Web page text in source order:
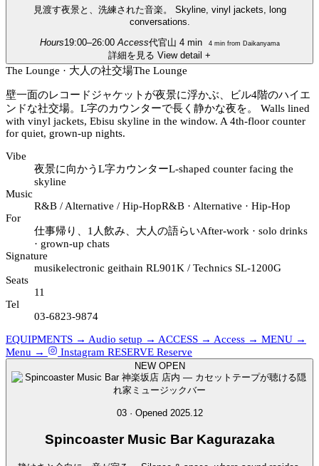
見渡す夜景と、洗練された音楽。
Skyline, vinyl jackets, long
conversations.
Hours19:00–26:00 Access代官山 4 min4 min from Daikanyama
詳細を見る View detail +
The Lounge · 大人の社交場The Lounge
壁一面のレコードジャケットが夜景に浮かぶ、ビル4階のハイエ
ンドな社交場。L字のカウンターで長く静かな夜を。
Walls lined
with vinyl jackets, Ebisu skyline in the window. A 4th-floor counter
for quiet, grown-up nights.
Vibe
夜景に向かうL字カウンターL-shaped counter facing the
skyline
Music
R&B / Alternative / Hip-HopR&B · Alternative · Hip-Hop
For
仕事帰り、1人飲み、大人の語らいAfter-work · solo drinks
· grown-up chats
Signature
musikelectronic geithain RL901K / Technics SL-1200G
Seats
11
Tel
03-6823-9874
EQUIPMENTS → Audio setup → ACCESS → Access → MENU →
Menu →
Instagram RESERVE Reserve
NEW OPEN
03 · Opened 2025.12
SpincoasterMusic Bar Kagurazaka